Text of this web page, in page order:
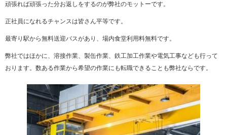
頑張れば頑張った分お返しをするのが弊社のモットーです。
正社員になれるチャンスは皆さん平等です。
最寄り駅から無料送迎バスがあり、場内食堂利用料無料です。
弊社ではほかに、溶接作業、製缶作業、鉄工加工作業や電気工事なども行って
おります。数ある作業から希望の作業にも転職できることも弊社ならです。